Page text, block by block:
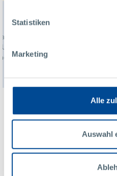
Statistiken
Marketing
Alle
Auswahl
Kvalifikační spolek
zaměstnancům přímý
jazykového vzdělávání a
Takto se u
ucházet o
Může to jít